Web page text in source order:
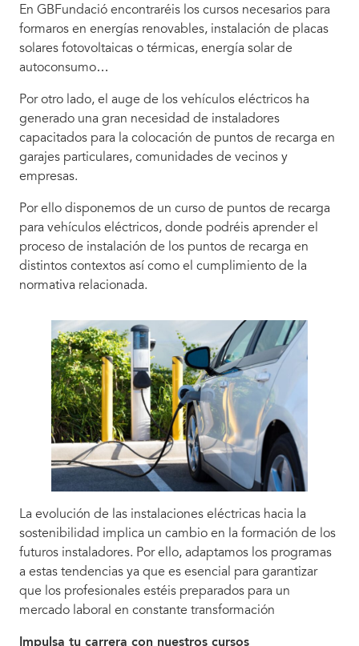
En GBFundació encontraréis los cursos necesarios para
formaros en energías renovables, instalación de placas
solares fotovoltaicas o térmicas, energía solar de
autoconsumo…
Por otro lado, el auge de los vehículos eléctricos ha
generado una gran necesidad de instaladores
capacitados para la colocación de puntos de recarga en
garajes particulares, comunidades de vecinos y
empresas.
Por ello disponemos de un curso de puntos de recarga
para vehículos eléctricos, donde podréis aprender el
proceso de instalación de los puntos de recarga en
distintos contextos así como el cumplimiento de la
normativa relacionada.
La evolución de las instalaciones eléctricas hacia la
sostenibilidad implica un cambio en la formación de los
futuros instaladores. Por ello, adaptamos los programas
a estas tendencias ya que es esencial para garantizar
que los profesionales estéis preparados para un
mercado laboral en constante transformación
Impulsa tu carrera con nuestros cursos